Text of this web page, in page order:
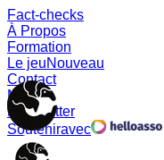
Fact-checks
À Propos
Formation
Le jeuNouveau
Contact
Memes
Newsletter
Souteniravec